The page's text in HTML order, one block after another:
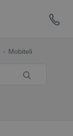
Mobiteli